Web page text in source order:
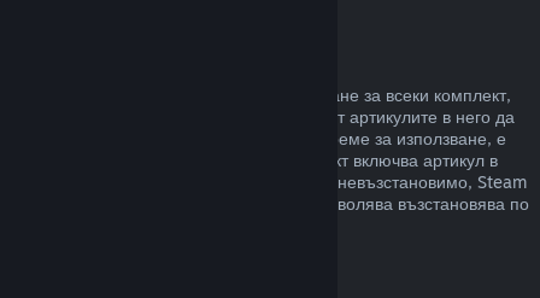
Можете да получите пълно възстановяване за всеки комплект,
закупен в Steam магазина. Стига никой от артикулите в него да
не е бил прехвърлен и ако общото им време за използване, е
по-малко от два часа. Ако даден комплект включва артикул в
игра или сваляемо съдържание, което е невъзстановимо, Steam
ще Ви уведоми дали целия комплект позволява възстановява по